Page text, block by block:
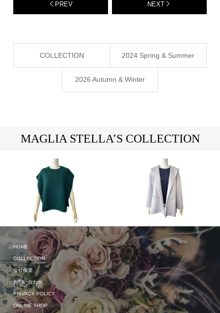
PREV NEXT
COLLECTION 2024 Spring & Summer
2026 Autumn & Winter
MAGLIA STELLA’S COLLECTION
2024 Spring & Summer
2024 Spring & Summer
HOME
COLLECTION
会社概要
お問い合わせ
PRIVACY POLICY
ONLINE SHOP